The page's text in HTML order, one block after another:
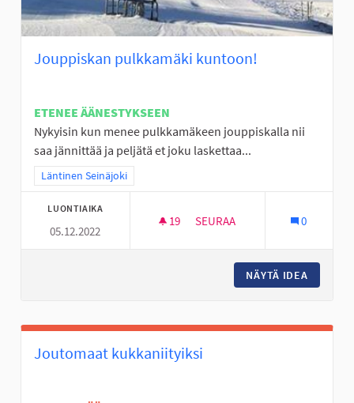
Jouppiskan pulkkamäki kuntoon!
ETENEE ÄÄNESTYKSEEN
Nykyisin kun menee pulkkamäkeen jouppiskalla nii
saa jännittää ja peljätä et joku laskettaa...
Rajaa tulokset teeman mukaan: Läntinen Seinäjoki
Läntinen Seinäjoki
LUONTIAIKA
05.12.2022
19 19 SEURAAJAA
SEURAA 0
NÄYTÄ IDEA
Joutomaat kukkaniityiksi